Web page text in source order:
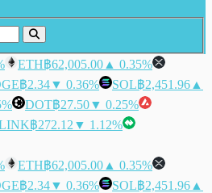
ETH฿62,005.00 ▲ 0.35%
฿2.34▼ 0.36% SOL฿2,451.96 ▲
DOT฿27.50▼ 0.25%
฿272.12 ▼ 1.12%
ETH฿62,005.00 ▲ 0.35%
฿2.34▼ 0.36% SOL฿2,451.96 ▲